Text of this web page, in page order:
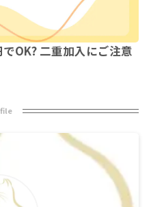
OK? 二重加入にご注意